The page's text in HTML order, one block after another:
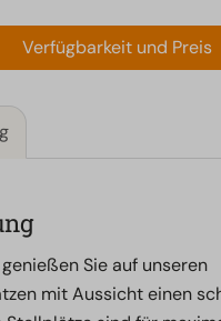
Verfügbarkeit und Preis
Sie auf unseren
mit Aussicht einen